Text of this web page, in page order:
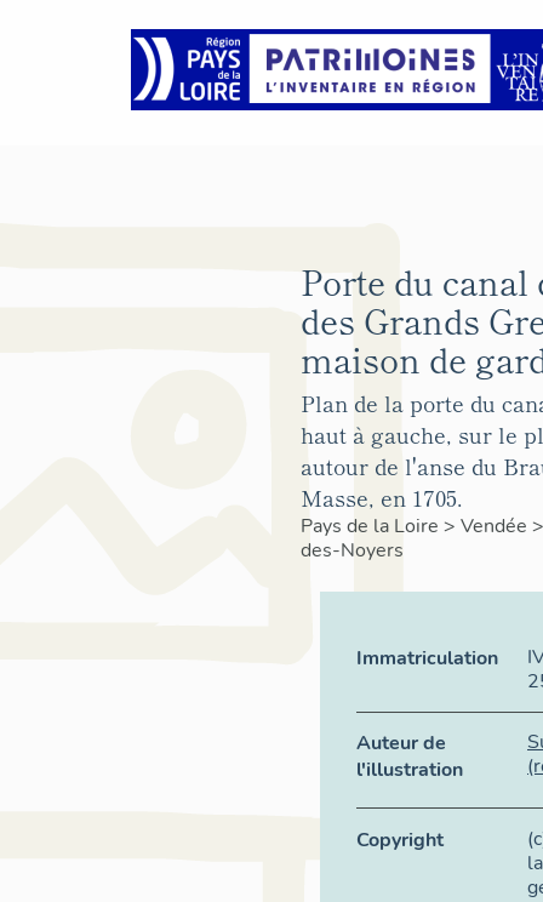
Porte du
des Grands
maison de
Plan de la porte du
haut à gauche, sur le
autour de l'anse du
Masse, en 1705.
Pays de la Loire > Vendée
des-Noyers
Immatriculation
Auteur de
l'illustration
Copyright